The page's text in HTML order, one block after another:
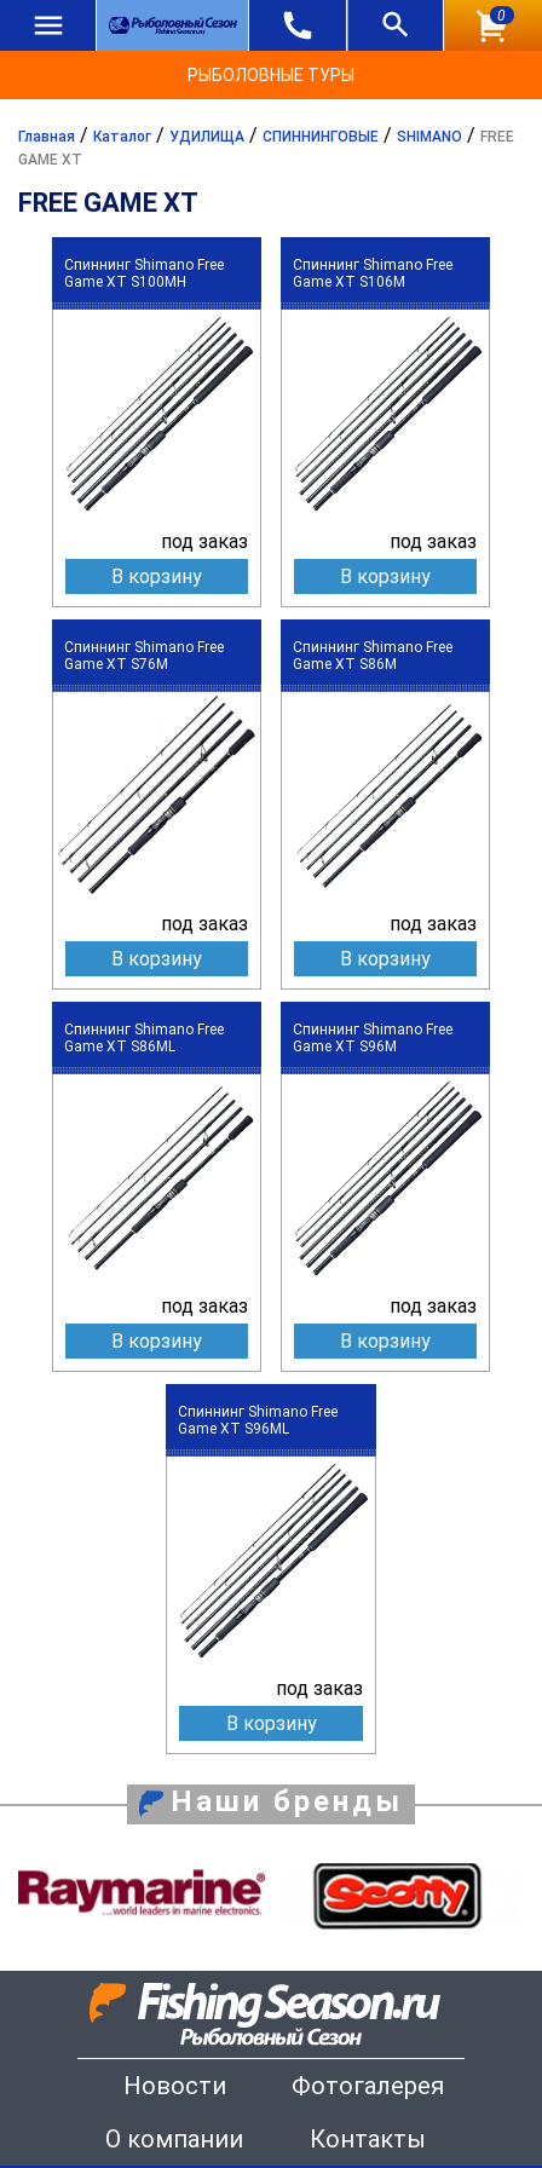
0
РЫБОЛОВНЫЕ ТУРЫ
Главная / Каталог / УДИЛИЩА / СПИННИНГОВЫЕ / SHIMANO / FREE
GAME XT
FREE GAME XT
Спиннинг Shimano Free
Game XT S100MH
под заказ
В корзину
Спиннинг Shimano Free
Game XT S106M
под заказ
В корзину
Спиннинг Shimano Free
Game XT S76M
под заказ
В корзину
Спиннинг Shimano Free
Game XT S86M
под заказ
В корзину
Спиннинг Shimano Free
Game XT S86ML
под заказ
В корзину
Спиннинг Shimano Free
Game XT S96M
под заказ
В корзину
Спиннинг Shimano Free
Game XT S96ML
под заказ
В корзину
Наши бренды
Новости
Фотогалерея
О компании
Контакты